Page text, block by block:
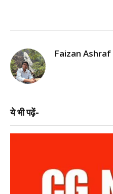
Faizan Ashraf
ये भी पढ़ें-